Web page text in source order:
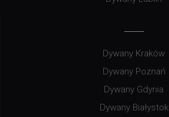
Dywany Kraków
Dywany Poznań
Dywany Gdynia
Dywany Białystok